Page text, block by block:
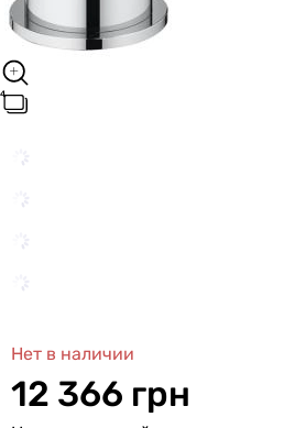
Нет в наличии
12 366 грн